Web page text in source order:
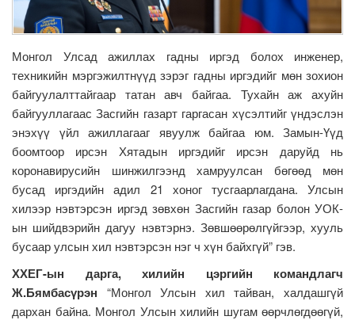
Монгол Улсад ажиллах гадны иргэд болох инженер,
техникийн мэргэжилтнүүд зэрэг гадны иргэдийг мөн зохион
байгуулалттайгаар татан авч байгаа. Тухайн аж ахуйн
байгууллагаас Засгийн газарт гаргасан хүсэлтийг үндэслэн
энэхүү үйл ажиллагааг явуулж байгаа юм. Замын-Үүд
боомтоор ирсэн Хятадын иргэдийг ирсэн даруйд нь
коронавирусийн шинжилгээнд хамруулсан бөгөөд мөн
бусад иргэдийн адил 21 хоног тусгаарлагдана. Улсын
хилээр нэвтэрсэн иргэд зөвхөн Засгийн газар болон УОК-
ын шийдвэрийн дагуу нэвтэрнэ. Зөвшөөрөлгүйгээр, хууль
бусаар улсын хил нэвтэрсэн нэг ч хүн байхгүй” гэв.
ХХЕГ-ын дарга, хилийн цэргийн командлагч
Ж.Бямбасүрэн “Монгол Улсын хил тайван, халдашгүй
дархан байна. Монгол Улсын хилийн шугам өөрчлөгдөөгүй,